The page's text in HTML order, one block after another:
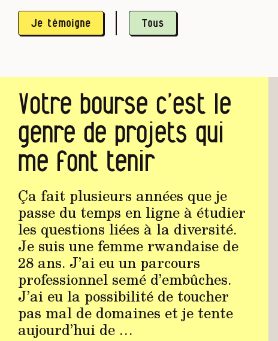
Je témoigne Tous
Votre bourse c’est le
genre de projets qui
me font tenir
Ça fait plusieurs années que je
passe du temps en ligne à étudier
les questions liées à la diversité.
Je suis une femme rwandaise de
28 ans. J’ai eu un parcours
professionnel semé d’embûches.
J’ai eu la possibilité de toucher
pas mal de domaines et je tente
aujourd’hui de …